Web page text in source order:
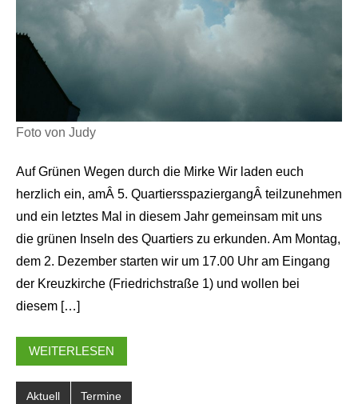
Foto von Judy
Auf Grünen Wegen durch die Mirke Wir laden euch
herzlich ein, amÂ 5. QuartiersspaziergangÂ teilzunehmen
und ein letztes Mal in diesem Jahr gemeinsam mit uns
die grünen Inseln des Quartiers zu erkunden. Am Montag,
dem 2. Dezember starten wir um 17.00 Uhr am Eingang
der Kreuzkirche (Friedrichstraße 1) und wollen bei
diesem […]
WEITERLESEN
Aktuell Termine